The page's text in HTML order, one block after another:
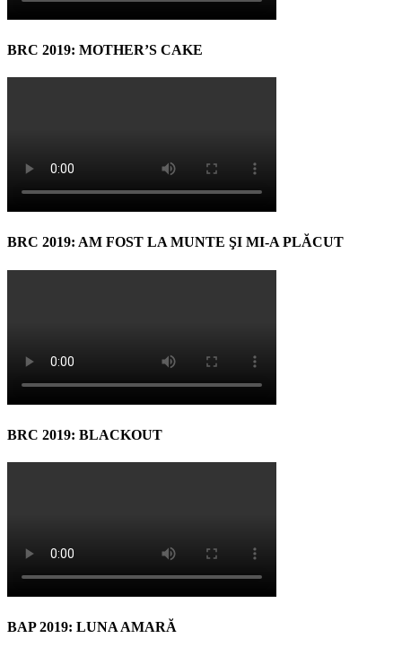
BRC 2019: MOTHER’S CAKE
BRC 2019: AM FOST LA MUNTE ŞI MI-A PLĂCUT
BRC 2019: BLACKOUT
BAP 2019: LUNA AMARĂ